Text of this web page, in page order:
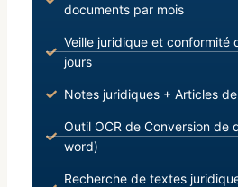
documents par mois
Veille juridique et conformité
jours
Notes juridiques + Articles
Outil OCR de Conversion de
word)
Recherche de textes